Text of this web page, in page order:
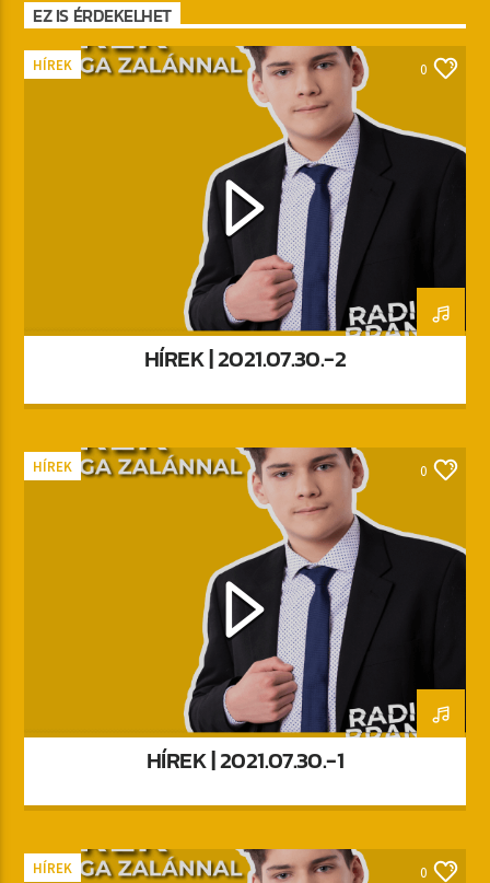
EZ IS ÉRDEKELHET
HÍREK 0
HÍREK | 2021.07.30.-2
HÍREK 0
HÍREK | 2021.07.30.-1
HÍREK 0